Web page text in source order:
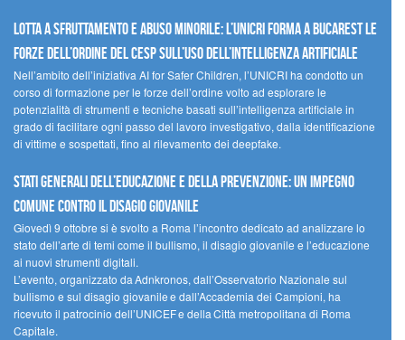
Lotta a sfruttamento e abuso minorile: l’UNICRI forma a Bucarest le
forze dell’ordine del CESP sull’uso dell’Intelligenza Artificiale
Nell’ambito dell’iniziativa AI for Safer Children, l’UNICRI ha condotto un
corso di formazione per le forze dell’ordine volto ad esplorare le
potenzialità di strumenti e tecniche basati sull’intelligenza artificiale in
grado di facilitare ogni passo del lavoro investigativo, dalla identificazione
di vittime e sospettati, fino al rilevamento dei deepfake.
Stati Generali dell’Educazione e della Prevenzione: un impegno
comune contro il disagio giovanile
Giovedì 9 ottobre si è svolto a Roma l’incontro dedicato ad analizzare lo
stato dell’arte di temi come il bullismo, il disagio giovanile e l’educazione
ai nuovi strumenti digitali.
L’evento, organizzato da Adnkronos, dall’Osservatorio Nazionale sul
bullismo e sul disagio giovanile e dall’Accademia dei Campioni, ha
ricevuto il patrocinio dell’UNICEF e della Città metropolitana di Roma
Capitale.